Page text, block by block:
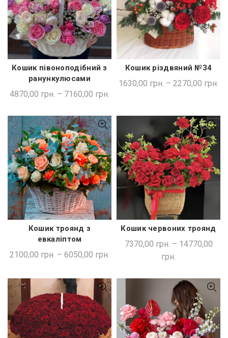
ШВИДКА ПОКУПКА
Кошик півоноподібний з
ранункулюсами
4870,00 грн. – 7160,00 грн.
ШВИДКА ПОКУПКА
Кошик різдвяний №34
1630,00 грн. – 2270,00 грн.
ШВИДКА ПОКУПКА
Кошик троянд з
евкаліптом
2100,00 грн. – 6050,00 грн.
ШВИДКА ПОКУПКА
Кошик червоних троянд
7370,00 грн. – 14770,00
грн.